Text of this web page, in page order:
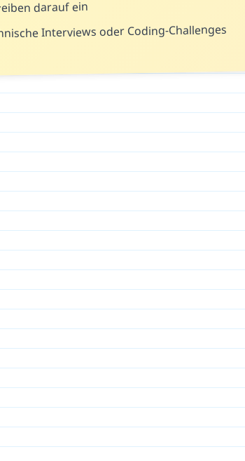
darauf ein
Interviews oder Coding-Challenges